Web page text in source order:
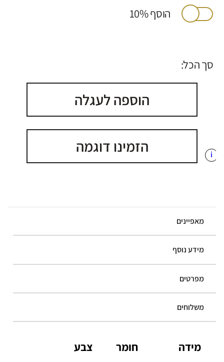
הוסף 10%
סך הכל:
הוספה לעגלה
הזמינו דוגמה i
מאפיינים
מידע נוסף
מפרטים
משלוחים
מידה
חומר
צבע